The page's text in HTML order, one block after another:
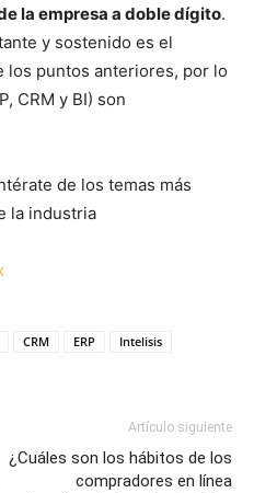
la empresa a doble dígito.
y sostenido es el
los puntos anteriores, por lo
CRM y BI) son
de los temas más
la industria
CRM ERP
Intelisis
Artículo siguiente
¿Cuáles son los hábitos de los
compradores en línea